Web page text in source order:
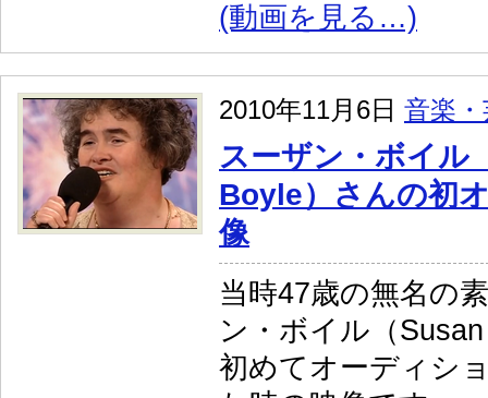
(動画を見る…)
2010年11月6日 音楽
スーザン・ボイル
Boyle）さんの初
像
当時47歳の無名の
ン・ボイル（
初めてオーディシ